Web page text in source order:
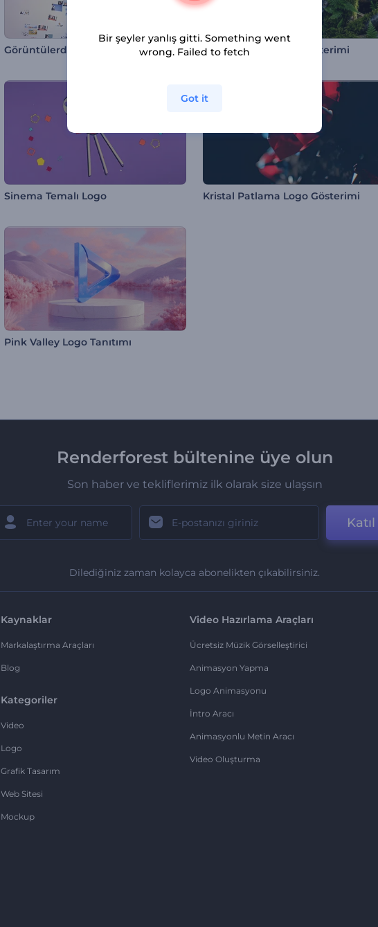
Görüntülerden Oluşan Logo Derin Orman Logo Gösterimi
Sinema Temalı Logo Kristal Patlama Logo Gösterimi
Pink Valley Logo Tanıtımı
Renderforest bültenine üye olun
Son haber ve tekliflerimiz ilk olarak size ulaşsın
Katıl
Dilediğiniz zaman kolayca abonelikten çıkabilirsiniz.
Kaynaklar
Markalaştırma Araçları
Blog
Kategoriler
Video
Logo
Grafik Tasarım
Web Sitesi
Mockup
Video Hazırlama Araçları
Ücretsiz Müzik Görselleştirici
Animasyon Yapma
Logo Animasyonu
İntro Aracı
Animasyonlu Metin Aracı
Video Oluşturma
Bir şeyler yanlış gitti. Something went
wrong. Failed to fetch
Got it